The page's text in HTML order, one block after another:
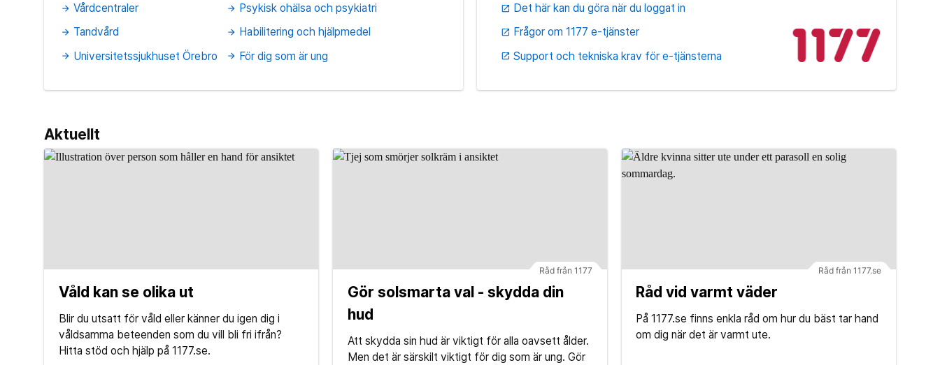
arrow_forward Vårdcentraler
arrow_forward Tandvård
arrow_forward Universitetssjukhuset Örebro
arrow_forward Psykisk ohälsa och psykiatri
arrow_forward Habilitering och hjälpmedel
arrow_forward För dig som är ung
open_in_new Det här kan du göra när du loggat in
open_in_new Frågor om 1177 e-tjänster
open_in_new Support och tekniska krav för e-tjänsterna
Aktuellt
Våld kan se olika ut
Blir du utsatt för våld eller känner du igen dig i
våldsamma beteenden som du vill bli fri ifrån?
Hitta stöd och hjälp på 1177.se.
Råd från 1177
Gör solsmarta val - skydda din
hud
Att skydda sin hud är viktigt för alla oavsett ålder.
Men det är särskilt viktigt för dig som är ung. Gör
Råd från 1177.se
Råd vid varmt väder
På 1177.se finns enkla råd om hur du bäst tar hand
om dig när det är varmt ute.